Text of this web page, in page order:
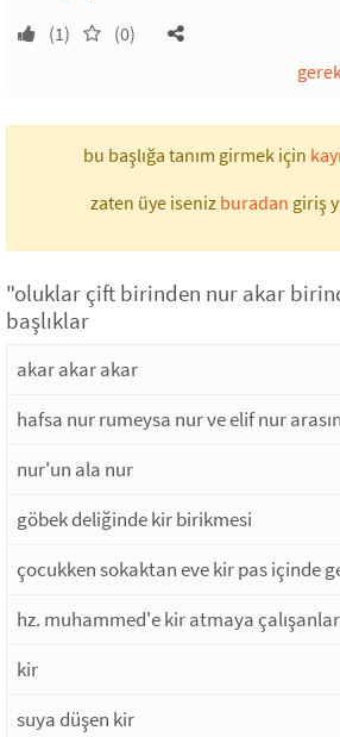
(1) (0)
bu başlığa tanım girmek için
zaten üye iseniz buradan giriş
"oluklar çift birinden nur akar
başlıklar
akar akar akar
hafsa nur rumeysa nur ve elif nur
nur'un ala nur
göbek deliğinde kir birikmesi
çocukken sokaktan eve kir pas içinde
hz. muhammed'e kir atmaya çalışanlar
kir
suya düşen kir